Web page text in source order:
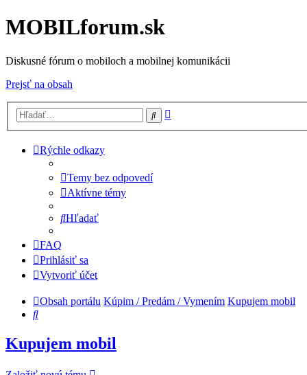
MOBILforum.sk
Diskusné fórum o mobiloch a mobilnej komunikácii
Prejsť na obsah
Hľadať
Rýchle odkazy
Temy bez odpovedí
Aktívne témy
Hľadať
FAQ
Prihlásiť sa
Vytvoriť účet
Obsah portálu Kúpim / Predám / Vymením Kupujem mobil
Hľadať
Kupujem mobil